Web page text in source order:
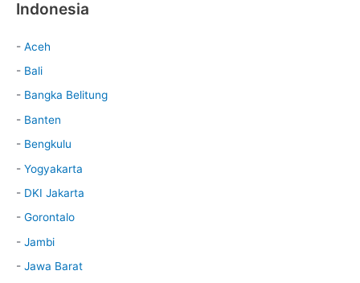
Indonesia
- Aceh
- Bali
- Bangka Belitung
- Banten
- Bengkulu
- Yogyakarta
- DKI Jakarta
- Gorontalo
- Jambi
- Jawa Barat